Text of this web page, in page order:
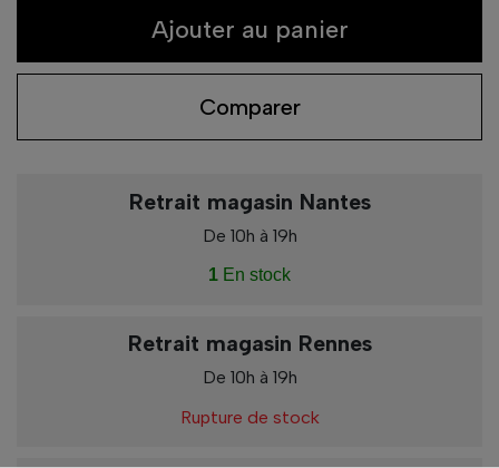
Ajouter au panier
Comparer
Retrait magasin Nantes
De 10h à 19h
1 En stock
Retrait magasin Rennes
De 10h à 19h
Rupture de stock